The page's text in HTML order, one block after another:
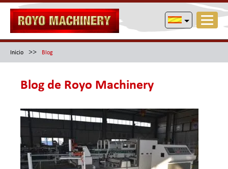
Inicio >> Blog
Blog de Royo Machinery